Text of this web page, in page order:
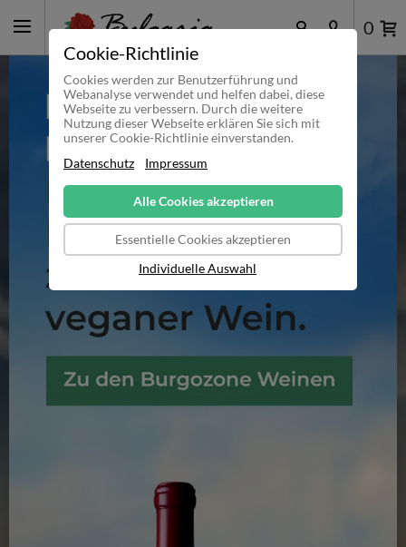
Cookie-Richtlinie
Cookies werden zur Benutzerführung und
Webanalyse verwendet und helfen dabei, diese
Webseite zu verbessern. Durch die weitere
Nutzung dieser Webseite erklären Sie sich mit
unserer Cookie-Richtlinie einverstanden.
Datenschutz
Impressum
Alle Cookies akzeptieren
Essentielle Cookies akzeptieren
Individuelle Auswahl
0